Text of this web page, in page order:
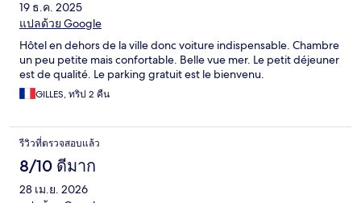
19 ธ.ค. 2025
แปลด้วย Google
Hôtel en dehors de la ville donc voiture indispensable. Chambre
un peu petite mais confortable. Belle vue mer. Le petit déjeuner
est de qualité. Le parking gratuit est le bienvenu.
GILLES, ทริป 2 คืน
รีวิวที่ตรวจสอบแล้ว
8/10 ดีมาก
28 เม.ย. 2026